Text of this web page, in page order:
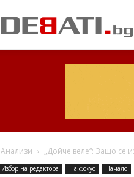
Анализи „Дойче веле“: Защо се
Избор на редактора На фокус Начало